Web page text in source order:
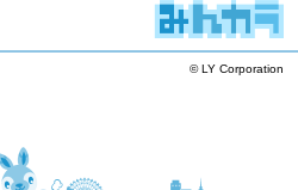
© LY Corporation